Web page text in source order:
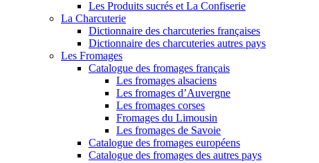
Les Produits sucrés et La Confiserie
La Charcuterie
Dictionnaire des charcuteries françaises
Dictionnaire des charcuteries autres pays
Les Fromages
Catalogue des fromages français
Les fromages alsaciens
Les fromages d’Auvergne
Les fromages corses
Fromages du Limousin
Les fromages de Savoie
Catalogue des fromages européens
Catalogue des fromages des autres pays